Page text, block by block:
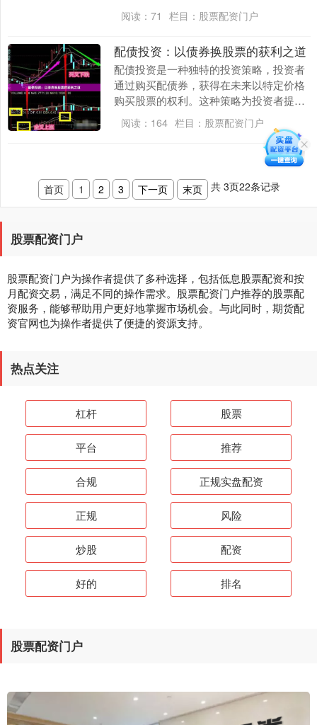
系，为投资者提供了开启财富增值新篇章
的契机。 期货配....
阅读： 71 栏目： 股票配资门户
配债投资：以债券换股票的获利之道
配债投资是一种独特的投资策略，投资者
通过购买配债券，获得在未来以特定价格
购买股票的权利。这种策略为投资者提供
了以债券的低风险获得股票潜在收益的机
会。 配债券是一....
阅读： 164 栏目： 股票配资门户
首页 1 2 3 下一页 末页 共 3页22条记录
股票配资门户
股票配资门户为操作者提供了多种选择，包括低息股票配资和按
月配资交易，满足不同的操作需求。股票配资门户推荐的股票配
资服务，能够帮助用户更好地掌握市场机会。与此同时，期货配
资官网也为操作者提供了便捷的资源支持。
热点关注
杠杆 股票
平台 推荐
合规 正规实盘配资
正规 风险
炒股 配资
好的 排名
股票配资门户